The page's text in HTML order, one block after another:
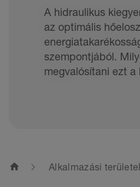
A hidraulikus
az optimális
szempontjából.
megvalósítani ezt a
home Alkalmazási